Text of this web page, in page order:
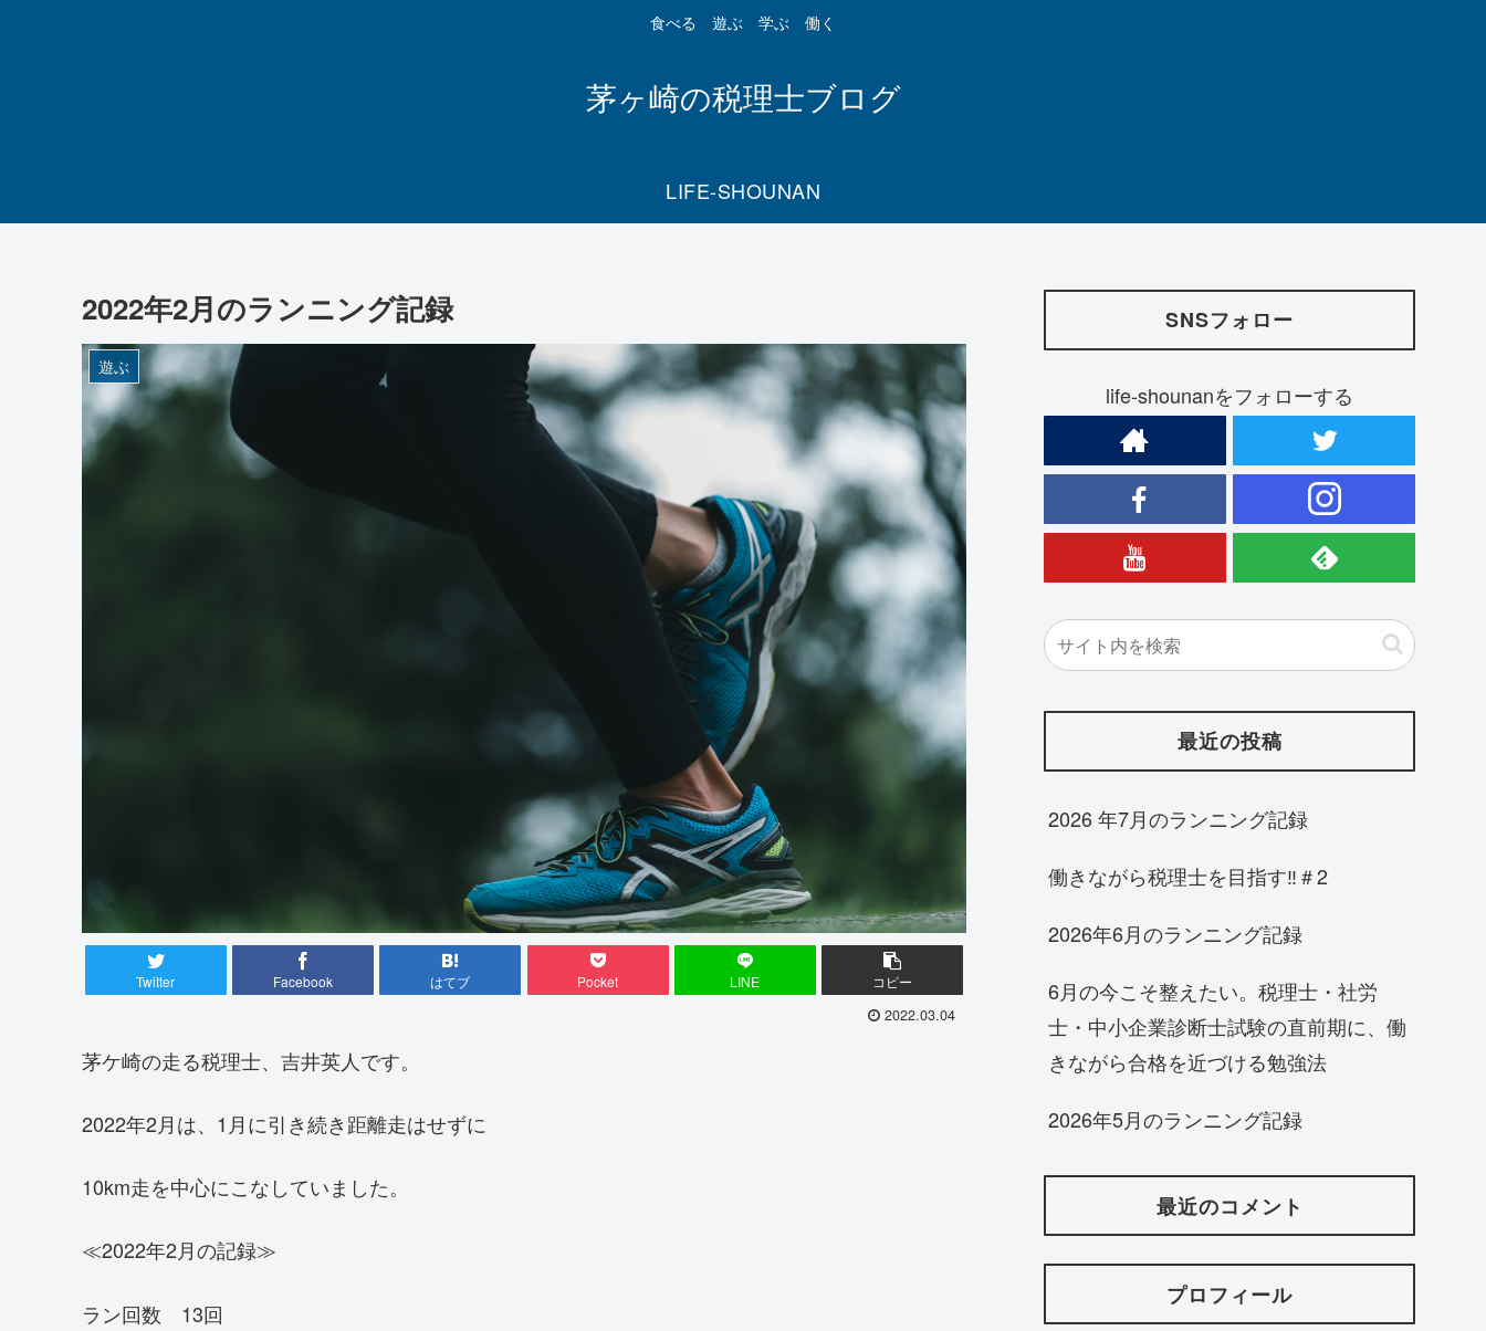
食べる 遊ぶ 学ぶ 働く
茅ヶ崎の税理士ブログ
LIFE-SHOUNAN
2022年2月のランニング記録
遊ぶ
Twitter Facebook はてブ Pocket LINE コピー
2022.03.04
茅ケ崎の走る税理士、吉井英人です。
2022年2月は、1月に引き続き距離走はせずに
10km走を中心にこなしていました。
≪2022年2月の記録≫
ラン回数 13回
SNSフォロー
life-shounanをフォローする
最近の投稿
2026 年7月のランニング記録
働きながら税理士を目指す‼＃2
2026年6月のランニング記録
6月の今こそ整えたい。税理士・社労
士・中小企業診断士試験の直前期に、働
きながら合格を近づける勉強法
2026年5月のランニング記録
最近のコメント
プロフィール